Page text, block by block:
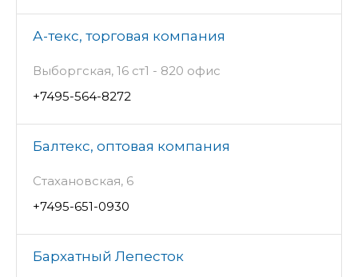
А-текс, торговая компания
Выборгская, 16 ст1 - 820 офис
+7495-564-8272
Балтекс, оптовая компания
Стахановская, 6
+7495-651-0930
Бархатный Лепесток